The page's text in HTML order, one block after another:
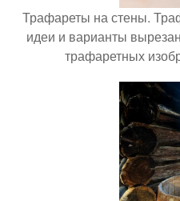
Трафареты на стены.
идеи и варианты
трафаретных